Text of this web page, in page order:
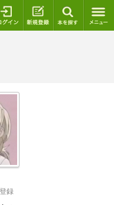
ログイン 新規登録
録